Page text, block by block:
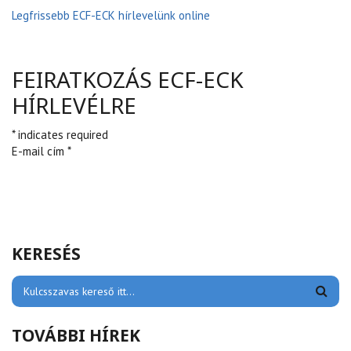
Legfrissebb ECF-ECK hírlevelünk online
FEIRATKOZÁS ECF-ECK
HÍRLEVÉLRE
* indicates required
E-mail cím *
KERESÉS
TOVÁBBI HÍREK